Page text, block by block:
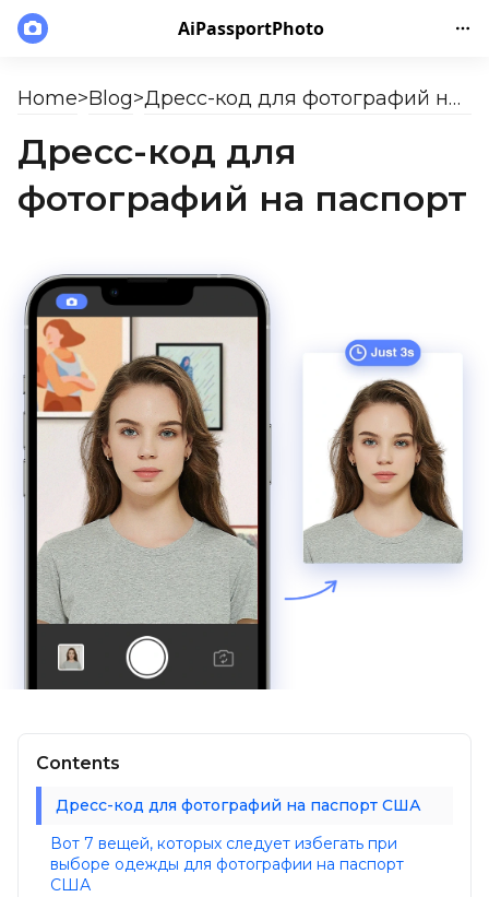
AiPassportPhoto
Home>Blog> Дресс-код для фотографий на паспорт
Дресс-код для
фотографий на паспорт
Contents
Дресс-код для фотографий на паспорт США
Вот 7 вещей, которых следует избегать при
выборе одежды для фотографии на паспорт
США